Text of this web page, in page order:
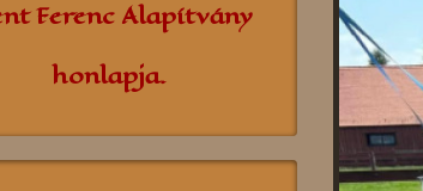
Ferenc Alapítvány
honlapja.